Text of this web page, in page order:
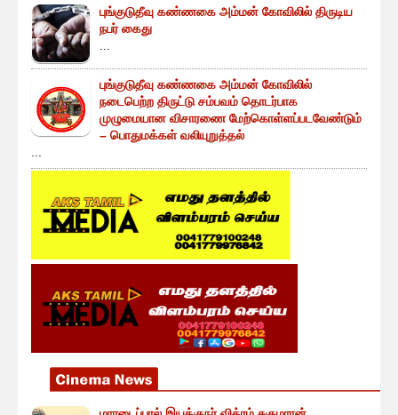
புங்குடுதீவு கண்ணகை அம்மன் கோவிலில் திருடிய
நபர் கைது
புங்குடுதீவு கண்ணகை அம்மன் கோவிலில்
நடைபெற்ற திருட்டு சம்பவம் தொடர்பாக
முழுமையான விசாரணை மேற்கொள்ளப்படவேண்டும்
– பொதுமக்கள் வலியுறுத்தல்